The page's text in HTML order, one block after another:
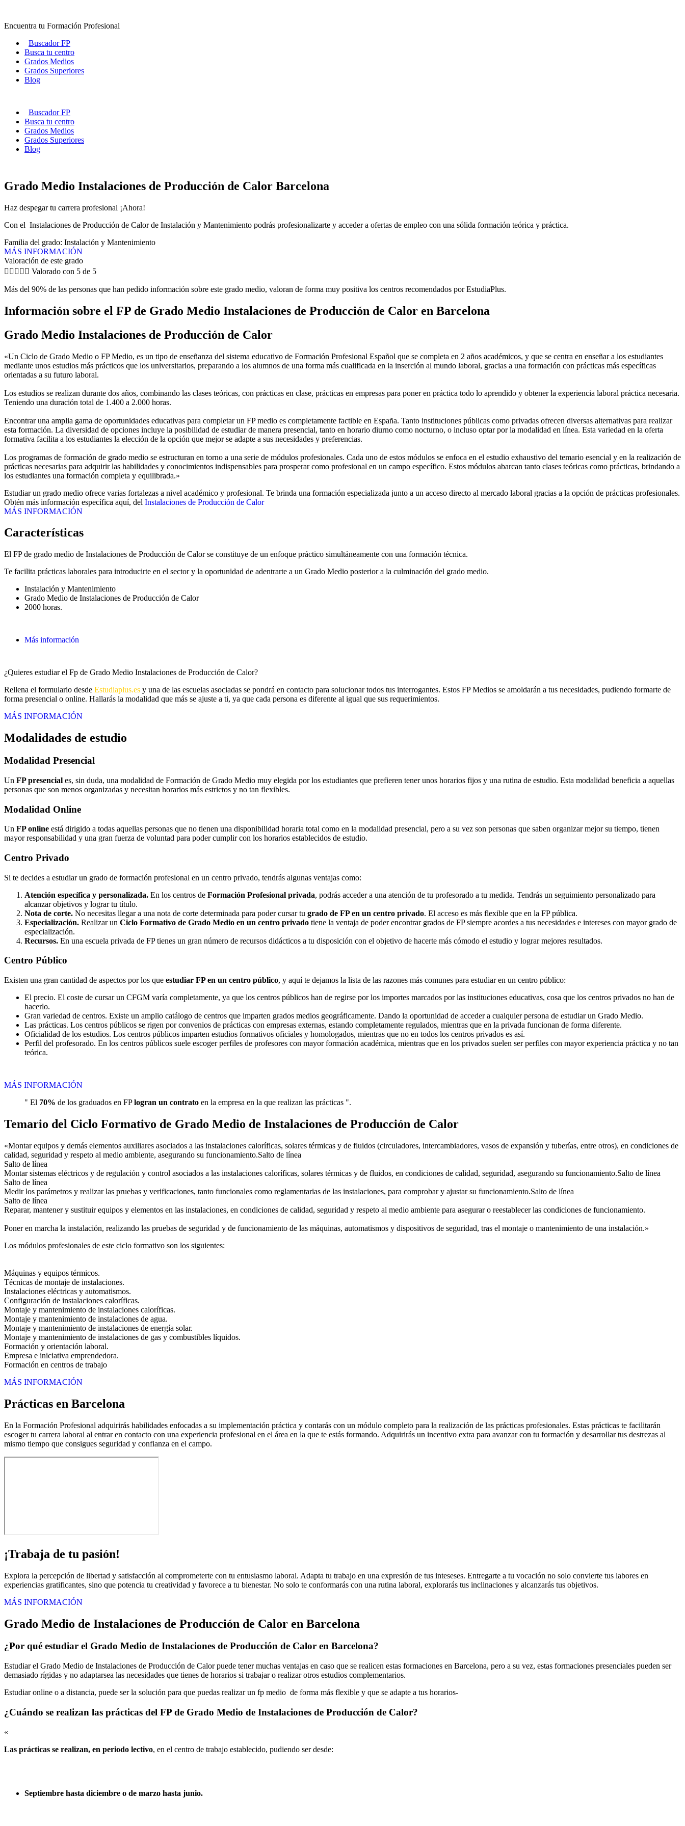
contenido
Encuentra tu Formación Profesional
Buscador FP
Busca tu centro
Grados Medios
Grados Superiores
Blog
Buscador FP
Busca tu centro
Grados Medios
Grados Superiores
Blog
Grado Medio Instalaciones de Producción de Calor Barcelona
Haz despegar tu carrera profesional ¡Ahora!
Con el Instalaciones de Producción de Calor de Instalación y Mantenimiento podrás profesionalizarte y acceder a ofertas de empleo con una sólida formación teórica y práctica.
Familia del grado: Instalación y Mantenimiento
MÁS INFORMACIÓN
Valoración de este grado
     Valorado con 5 de 5
Más del 90% de las personas que han pedido información sobre este grado medio, valoran de forma muy positiva los centros recomendados por EstudiaPlus.
Información sobre el FP de Grado Medio Instalaciones de Producción de Calor en Barcelona
Grado Medio Instalaciones de Producción de Calor
«Un Ciclo de Grado Medio o FP Medio, es un tipo de enseñanza del sistema educativo de Formación Profesional Español que se completa en 2 años académicos, y que se centra en enseñar a los estudiantes
mediante unos estudios más prácticos que los universitarios, preparando a los alumnos de una forma más cualificada en la inserción al mundo laboral, gracias a una formación con prácticas más específicas
orientadas a su futuro laboral.
Los estudios se realizan durante dos años, combinando las clases teóricas, con prácticas en clase, prácticas en empresas para poner en práctica todo lo aprendido y obtener la experiencia laboral práctica necesaria.
Teniendo una duración total de 1.400 a 2.000 horas.
Encontrar una amplia gama de oportunidades educativas para completar un FP medio es completamente factible en España. Tanto instituciones públicas como privadas ofrecen diversas alternativas para realizar
esta formación. La diversidad de opciones incluye la posibilidad de estudiar de manera presencial, tanto en horario diurno como nocturno, o incluso optar por la modalidad en línea. Esta variedad en la oferta
formativa facilita a los estudiantes la elección de la opción que mejor se adapte a sus necesidades y preferencias.
Los programas de formación de grado medio se estructuran en torno a una serie de módulos profesionales. Cada uno de estos módulos se enfoca en el estudio exhaustivo del temario esencial y en la realización de
prácticas necesarias para adquirir las habilidades y conocimientos indispensables para prosperar como profesional en un campo específico. Estos módulos abarcan tanto clases teóricas como prácticas, brindando a
los estudiantes una formación completa y equilibrada.»
Estudiar un grado medio ofrece varias fortalezas a nivel académico y profesional. Te brinda una formación especializada junto a un acceso directo al mercado laboral gracias a la opción de prácticas profesionales.
Obtén más información específica aquí, del Instalaciones de Producción de Calor
MÁS INFORMACIÓN
Características
El FP de grado medio de Instalaciones de Producción de Calor se constituye de un enfoque práctico simultáneamente con una formación técnica.
Te facilita prácticas laborales para introducirte en el sector y la oportunidad de adentrarte a un Grado Medio posterior a la culminación del grado medio.
Instalación y Mantenimiento
Grado Medio de Instalaciones de Producción de Calor
2000 horas.
Más información
¿Quieres estudiar el Fp de Grado Medio Instalaciones de Producción de Calor?
Rellena el formulario desde Estudiaplus.es y una de las escuelas asociadas se pondrá en contacto para solucionar todos tus interrogantes. Estos FP Medios se amoldarán a tus necesidades, pudiendo formarte de
forma presencial o online. Hallarás la modalidad que más se ajuste a ti, ya que cada persona es diferente al igual que sus requerimientos.
MÁS INFORMACIÓN
Modalidades de estudio
Modalidad Presencial
Un FP presencial es, sin duda, una modalidad de Formación de Grado Medio muy elegida por los estudiantes que prefieren tener unos horarios fijos y una rutina de estudio. Esta modalidad beneficia a aquellas
personas que son menos organizadas y necesitan horarios más estrictos y no tan flexibles.
Modalidad Online
Un FP online está dirigido a todas aquellas personas que no tienen una disponibilidad horaria total como en la modalidad presencial, pero a su vez son personas que saben organizar mejor su tiempo, tienen
mayor responsabilidad y una gran fuerza de voluntad para poder cumplir con los horarios establecidos de estudio.
Centro Privado
Si te decides a estudiar un grado de formación profesional en un centro privado, tendrás algunas ventajas como:
Atención específica y personalizada. En los centros de Formación Profesional privada, podrás acceder a una atención de tu profesorado a tu medida. Tendrás un seguimiento personalizado para
alcanzar objetivos y lograr tu título.
Nota de corte. No necesitas llegar a una nota de corte determinada para poder cursar tu grado de FP en un centro privado. El acceso es más flexible que en la FP pública.
Especialización. Realizar un Ciclo Formativo de Grado Medio en un centro privado tiene la ventaja de poder encontrar grados de FP siempre acordes a tus necesidades e intereses con mayor grado de
especialización.
Recursos. En una escuela privada de FP tienes un gran número de recursos didácticos a tu disposición con el objetivo de hacerte más cómodo el estudio y lograr mejores resultados.
Centro Público
Existen una gran cantidad de aspectos por los que estudiar FP en un centro público, y aquí te dejamos la lista de las razones más comunes para estudiar en un centro público:
El precio. El coste de cursar un CFGM varía completamente, ya que los centros públicos han de regirse por los importes marcados por las instituciones educativas, cosa que los centros privados no han de
hacerlo.
Gran variedad de centros. Existe un amplio catálogo de centros que imparten grados medios geográficamente. Dando la oportunidad de acceder a cualquier persona de estudiar un Grado Medio.
Las prácticas. Los centros públicos se rigen por convenios de prácticas con empresas externas, estando completamente regulados, mientras que en la privada funcionan de forma diferente.
Oficialidad de los estudios. Los centros públicos imparten estudios formativos oficiales y homologados, mientras que no en todos los centros privados es así.
Perfil del profesorado. En los centros públicos suele escoger perfiles de profesores con mayor formación académica, mientras que en los privados suelen ser perfiles con mayor experiencia práctica y no tan
teórica.
MÁS INFORMACIÓN
" El 70% de los graduados en FPlogran un contrato en la empresa en la que realizan las prácticas ".
Temario del Ciclo Formativo de Grado Medio de Instalaciones de Producción de Calor
«Montar equipos y demás elementos auxiliares asociados a las instalaciones caloríficas, solares térmicas y de fluidos (circuladores, intercambiadores, vasos de expansión y tuberías, entre otros), en condiciones de
calidad, seguridad y respeto al medio ambiente, asegurando su funcionamiento.Salto de línea
Salto de línea
Montar sistemas eléctricos y de regulación y control asociados a las instalaciones caloríficas, solares térmicas y de fluidos, en condiciones de calidad, seguridad, asegurando su funcionamiento.Salto de línea
Salto de línea
Medir los parámetros y realizar las pruebas y verificaciones, tanto funcionales como reglamentarias de las instalaciones, para comprobar y ajustar su funcionamiento.Salto de línea
Salto de línea
Reparar, mantener y sustituir equipos y elementos en las instalaciones, en condiciones de calidad, seguridad y respeto al medio ambiente para asegurar o reestablecer las condiciones de funcionamiento.
Poner en marcha la instalación, realizando las pruebas de seguridad y de funcionamiento de las máquinas, automatismos y dispositivos de seguridad, tras el montaje o mantenimiento de una instalación.»
Los módulos profesionales de este ciclo formativo son los siguientes:
Máquinas y equipos térmicos.
Técnicas de montaje de instalaciones.
Instalaciones eléctricas y automatismos.
Configuración de instalaciones caloríficas.
Montaje y mantenimiento de instalaciones caloríficas.
Montaje y mantenimiento de instalaciones de agua.
Montaje y mantenimiento de instalaciones de energía solar.
Montaje y mantenimiento de instalaciones de gas y combustibles líquidos.
Formación y orientación laboral.
Empresa e iniciativa emprendedora.
Formación en centros de trabajo
MÁS INFORMACIÓN
Prácticas en Barcelona
En la Formación Profesional adquirirás habilidades enfocadas a su implementación práctica y contarás con un módulo completo para la realización de las prácticas profesionales. Estas prácticas te facilitarán
escoger tu carrera laboral al entrar en contacto con una experiencia profesional en el área en la que te estás formando. Adquirirás un incentivo extra para avanzar con tu formación y desarrollar tus destrezas al
mismo tiempo que consigues seguridad y confianza en el campo.
¡Trabaja de tu pasión!
Explora la percepción de libertad y satisfacción al comprometerte con tu entusiasmo laboral. Adapta tu trabajo en una expresión de tus inteseses. Entregarte a tu vocación no solo convierte tus labores en
experiencias gratificantes, sino que potencia tu creatividad y favorece a tu bienestar. No solo te conformarás con una rutina laboral, explorarás tus inclinaciones y alcanzarás tus objetivos.
MÁS INFORMACIÓN
Grado Medio de Instalaciones de Producción de Calor en Barcelona
¿Por qué estudiar el Grado Medio de Instalaciones de Producción de Calor en Barcelona?
Estudiar el Grado Medio de Instalaciones de Producción de Calor puede tener muchas ventajas en caso que se realicen estas formaciones en Barcelona, pero a su vez, estas formaciones presenciales pueden ser
demasiado rígidas y no adaptarsea las necesidades que tienes de horarios si trabajar o realizar otros estudios complementarios.
Estudiar online o a distancia, puede ser la solución para que puedas realizar un fp medio de forma más flexible y que se adapte a tus horarios-
¿Cuándo se realizan las prácticas del FP de Grado Medio de Instalaciones de Producción de Calor?
«
Las prácticas se realizan, en periodo lectivo, en el centro de trabajo establecido, pudiendo ser desde:
Septiembre hasta diciembre o de marzo hasta junio.